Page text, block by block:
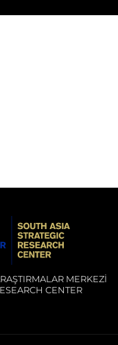
MERKEZİ
CENTER